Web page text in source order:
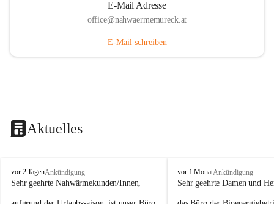
E-Mail Adresse
office@nahwaermemureck.at
E-Mail schreiben
Aktuelles
N
a
vor 2 TagenAnkündigung
Sehr geehrte Nahwärmekunden/Innen,
N
a
vor 1 MonatAnkündigung
Sehr geehrte Damen und